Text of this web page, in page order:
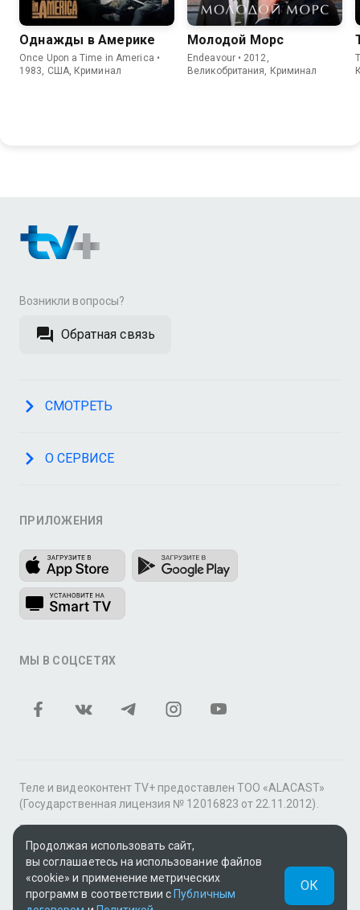
Однажды в Америке
Once Upon a Time in America •
1983, США, Криминал
Молодой Морс
Endeavour • 2012,
Великобритания, Криминал
Возникли вопросы?
Обратная связь
СМОТРЕТЬ
О СЕРВИСЕ
ПРИЛОЖЕНИЯ
МЫ В СОЦСЕТЯХ
Теле и видеоконтент TV+ предоставлен ТОО «ALACAST»
(Государственная лицензия № 12016823 от 22.11.2012).
В рамках услуги «Видео по подписке» для «Пакета
фильмов и сериалов tv+» контент предоставляется
онлайн-кинотеатром MEGOGO.
Поддержка: tvplus@telecom.kz
Продолжая использовать сайт,
вы соглашаетесь на использование файлов
«cookie» и применение метрических
программ в соответствии с Публичным
ОК